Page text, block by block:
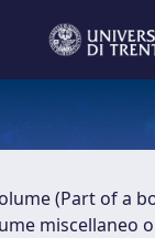
(Part of a
miscellaneo